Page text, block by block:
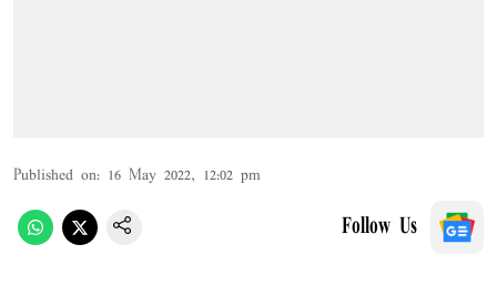
Published on: 16 May 2022, 12:02 pm
Follow Us